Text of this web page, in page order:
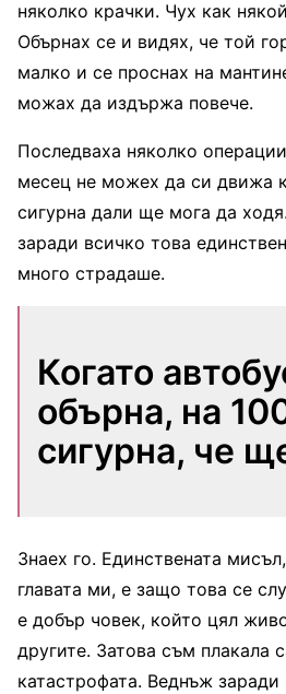
няколко крачки. Чух как
Обърнах се и видях, че той
малко и се проснах на
можах да издържа повече.
Последваха няколко
месец не можех да си движа
сигурна дали ще мога да
заради всичко това
много страдаше.
Когато
обърна, на
сигурна, че
Знаех го. Единствената
главата ми, е защо това се
е добър човек, който цял
другите. Затова съм плакала
катастрофата. Веднъж заради